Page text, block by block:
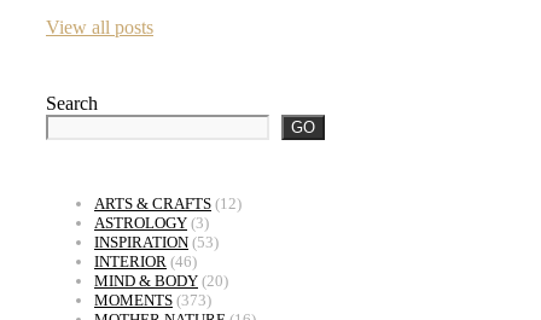
View all posts
Search
GO
ARTS & CRAFTS (12)
ASTROLOGY (3)
INSPIRATION (53)
INTERIOR (46)
MIND & BODY (20)
MOMENTS (373)